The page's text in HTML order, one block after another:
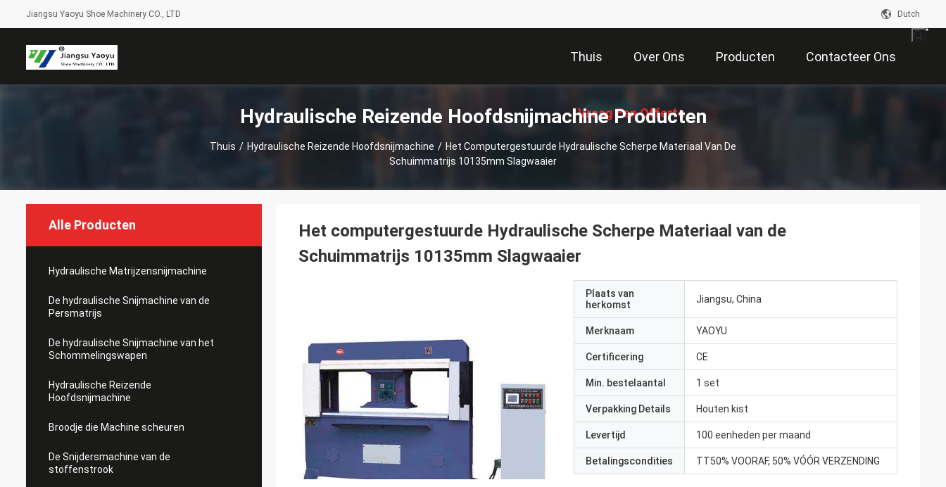
Jiangsu Yaoyu Shoe Machinery CO., LTD Dutch
Thuis Over Ons Producten Contacteer Ons
Vraag Een Offerte
Hydraulische Reizende Hoofdsnijmachine Producten
Thuis / Hydraulische Reizende Hoofdsnijmachine / Het Computergestuurde Hydraulische Scherpe Materiaal Van De
Schuimmatrijs 10135mm Slagwaaier
Alle Producten
Hydraulische Matrijzensnijmachine
De hydraulische Snijmachine van de
Persmatrijs
De hydraulische Snijmachine van het
Schommelingswapen
Hydraulische Reizende
Hoofdsnijmachine
Broodje die Machine scheuren
De Snijdersmachine van de
stoffenstrook
Het computergestuurde Hydraulische Scherpe Materiaal van de
Schuimmatrijs 10135mm Slagwaaier
Plaats van
herkomst
Jiangsu, China
Merknaam YAOYU
Certificering CE
Min. bestelaantal 1 set
Verpakking Details Houten kist
Levertijd 100 eenheden per maand
Betalingscondities TT50% VOORAF, 50% VÓÓR VERZENDING